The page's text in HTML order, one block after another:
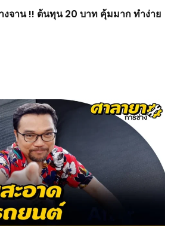
จาน !! ต้นทุน 20 บาท คุ้มมาก ทำง่าย